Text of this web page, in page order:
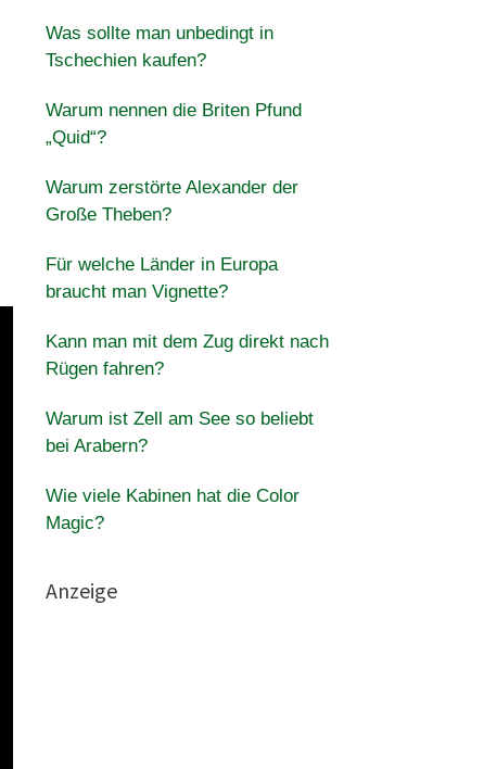
Was sollte man unbedingt in
Tschechien kaufen?
Warum nennen die Briten Pfund
„Quid“?
Warum zerstörte Alexander der
Große Theben?
Für welche Länder in Europa
braucht man Vignette?
Kann man mit dem Zug direkt nach
Rügen fahren?
Warum ist Zell am See so beliebt
bei Arabern?
Wie viele Kabinen hat die Color
Magic?
Anzeige